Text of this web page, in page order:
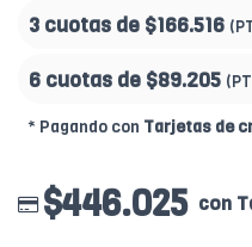
3 cuotas de $166.516
6 cuotas de $89.205
* Pagando con Tarjetas de
$446.025 con